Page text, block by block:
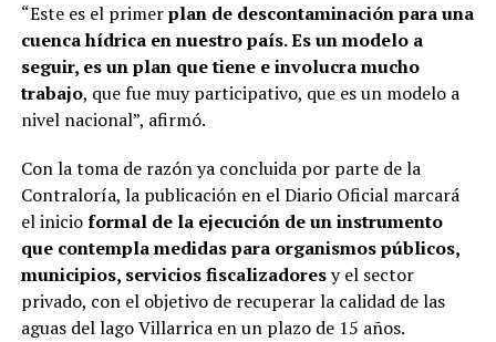
“Este es el primerplan de descontaminación para una
cuenca hídrica en nuestro país. Es un modelo a
seguir, es un plan que tiene e involucra mucho
trabajo, que fue muy participativo, que es un modelo a
nivel nacional”, afirmó.
Con la toma de razón ya concluida por parte de la
Contraloría, la publicación en el Diario Oficial marcará
el inicioformal de la ejecución de un instrumento
que contempla medidas para organismos públicos,
municipios, servicios fiscalizadoresy el sector
privado, con el objetivo de recuperar la calidad de las
aguas del lago Villarrica en un plazo de 15 años.